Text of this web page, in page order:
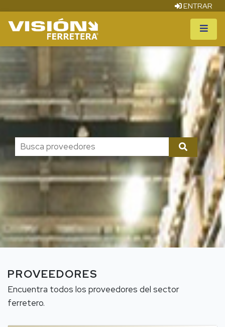
ENTRAR
PROVEEDORES
Encuentra todos los proveedores del sector
ferretero.